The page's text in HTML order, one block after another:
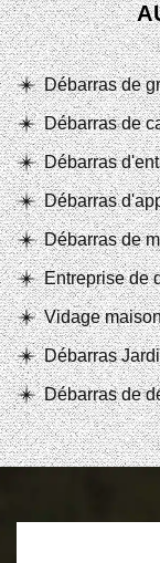
Débarras de
Débarras de
Débarras
Débarras
Débarras de
Entreprise de
Vidage
Débarras
Débarras de